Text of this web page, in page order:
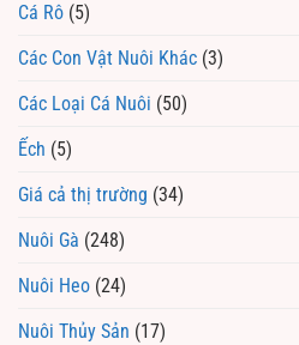
Cá Rô (5)
Các Con Vật Nuôi Khác (3)
Các Loại Cá Nuôi (50)
Ếch (5)
Giá cả thị trường (34)
Nuôi Gà (248)
Nuôi Heo (24)
Nuôi Thủy Sản (17)